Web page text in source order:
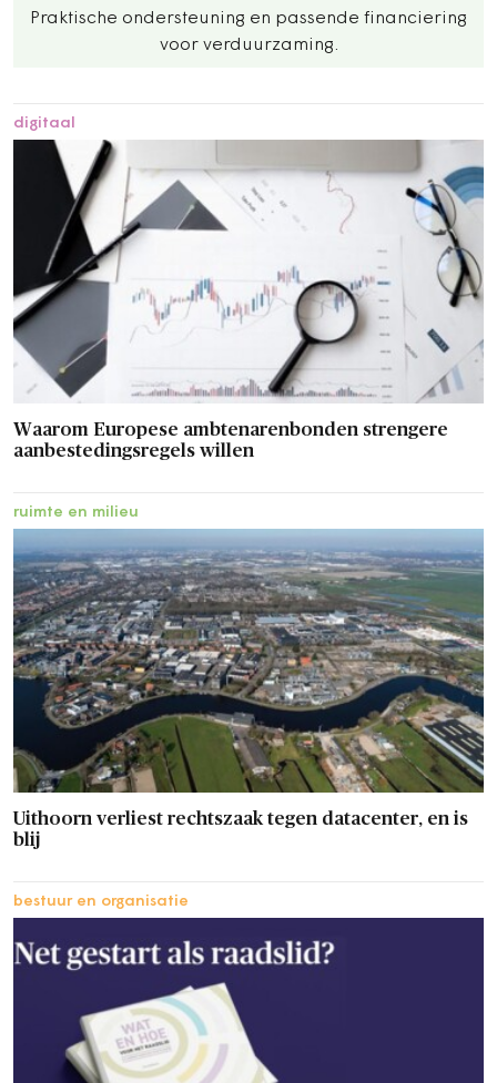
Praktische ondersteuning en passende financiering
voor verduurzaming.
digitaal
Waarom Europese ambtenarenbonden strengere
aanbestedingsregels willen
ruimte en milieu
Uithoorn verliest rechtszaak tegen datacenter, en is
blij
bestuur en organisatie